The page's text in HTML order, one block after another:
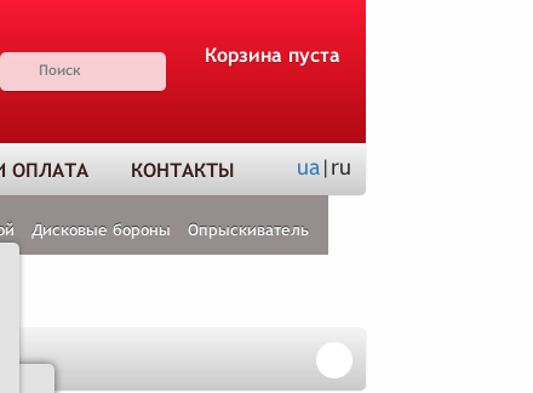
Корзина пуста
ОПЛАТА КОНТАКТЫ ua|ru
Дисковые бороны Опрыскиватель